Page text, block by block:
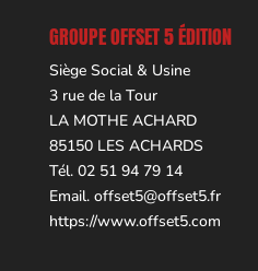
GROUPE OFFSET 5 ÉDITION
Siège Social & Usine
3 rue de la Tour
LA MOTHE ACHARD
85150 LES ACHARDS
Tél. 02 51 94 79 14
Email. offset5@offset5.fr
https://www.offset5.com